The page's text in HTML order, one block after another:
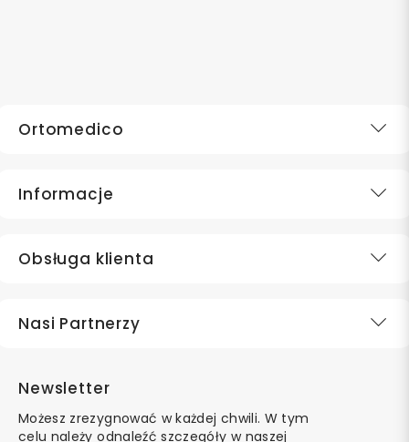
Ortomedico
Informacje
Obsługa klienta
Nasi Partnerzy
Newsletter
Możesz zrezygnować w każdej chwili. W tym
celu należy odnaleźć szczegóły w naszej